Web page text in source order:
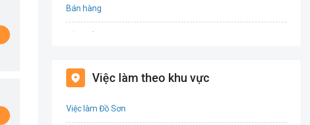
Bán hàng
Biên phiên dịch
Việc làm theo khu vực
Việc làm Đồ Sơn